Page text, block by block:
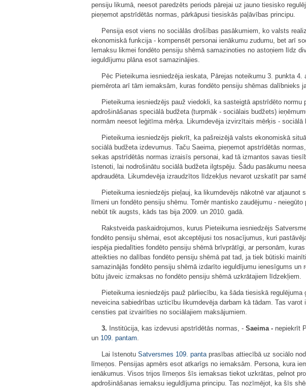
pensiju likumā, neesot paredzēts periods pārejai uz jauno tiesisko
pieņemot apstrīdētās normas, pārkāpusi tiesiskās paļāvības principu.
Pensija esot viens no sociālās drošības pasākumiem, ko valsts
ekonomiskā funkcija - kompensēt personai ienākumu zudumu, bet arī
Iemaksu likmei fondēto pensiju shēmā samazinoties no astoņiem līdz
ieguldījumu plāna esot samazinājies.
Pēc Pieteikuma iesniedzēja ieskata, Pārejas noteikumu 3. punkta
piemērota arī tām iemaksām, kuras fondēto pensiju shēmas dalībnieks
Pieteikuma iesniedzējs pauž viedokli, ka sasteigtā apstrīdēto
apdrošināšanas speciālā budžeta (turpmāk - sociālais budžets)
normām neesot leģitīma mērķa. Likumdevēja izvirzītais mērķis -
Pieteikuma iesniedzējs piekrīt, ka pašreizējā valsts ekonomiskā
sociālā budžeta izdevumus. Taču Saeima, pieņemot apstrīdētās
sekas apstrīdētās normas izraisīs personai, kad tā izmantos savas
īstenoti, lai nodrošinātu sociālā budžeta ilgtspēju. Šādu pasākumu
apdraudēta. Likumdevēja izraudzītos līdzekļus nevarot uzskatīt par
Pieteikuma iesniedzējs pieļauj, ka likumdevējs nākotnē var
līmeni un fondēto pensiju shēmu. Tomēr mantisko zaudējumu -
nebūt tik augsts, kāds tas bija 2009. un 2010. gadā.
Rakstveida paskaidrojumos, kurus Pieteikuma iesniedzējs
fondēto pensiju shēmai, esot akceptējusi tos nosacījumus, kuri
iespēja piedalīties fondēto pensiju shēmā brīvprātīgi, ar personām,
atteikties no dalības fondēto pensiju shēmā pat tad, ja tiek būtiski
samazinājās fondēto pensiju shēmā izdarīto ieguldījumu ienesīgums
būtu jāveic izmaksas no fondēto pensiju shēmā uzkrātajiem līdzekļiem.
Pieteikuma iesniedzējs pauž pārliecību, ka šāda tiesiskā
neveicina sabiedrības uzticību likumdevēja darbam kā tādam. Tas
censties pat izvairīties no sociālajiem maksājumiem.
3. Institūcija, kas izdevusi apstrīdētās normas, - Saeima - nepiekrīt
un 109. pantam.
Lai īstenotu Satversmes 109. pantaprasības attiecībā uz sociālo
līmeņos. Pensijas apmērs esot atkarīgs no iemaksām. Persona, kura
ienākumus. Visos trijos līmeņos šīs iemaksas tiekot uzkrātas, pelnot
apdrošināšanas iemaksu ieguldījuma principu. Tas nozīmējot, ka šīs